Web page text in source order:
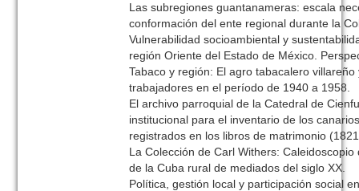
Las subregiones guantanameras: escala
conformación del ente regional durante la
Vulnerabilidad socioambiental y
región Oriente del Estado de México.
Tabaco y región: El agro tabacalero
trabajadores en el período de 1940 a 1958.
El archivo parroquial de la Catedral de
institucional para el inventario de los
registrados en los libros de matrimonio
La Colección de Carl Withers:
de la Cuba rural de mediados del siglo XX.
Política, gestión local y participación social